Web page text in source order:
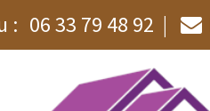
: 06 33 79 48 92